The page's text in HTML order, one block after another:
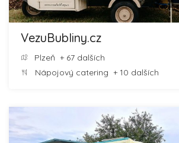
VezuBubliny.cz
Plzeň + 67 dalších
Nápojový catering + 10 dalších